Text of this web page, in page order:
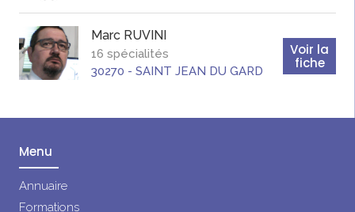
Marc RUVINI
16 spécialités
30270 - SAINT JEAN DU GARD
Voir la
fiche
Menu
Annuaire
Formations